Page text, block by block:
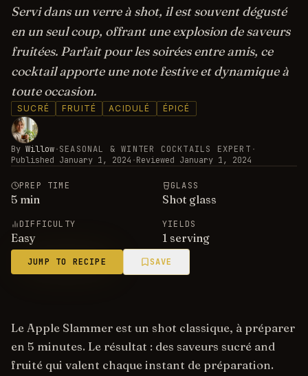
Servi dans un verre à shot, il est souvent dégusté
en un seul coup, offrant une explosion de saveurs
fruitées. Parfait pour les soirées entre amis, ce
cocktail apporte une note festive et dynamique à
toute occasion.
SUCRÉ FRUITÉ ACIDULÉ ÉPICÉ
By Willow·SEASONAL & WINTER COCKTAILS EXPERT ·
Published January 1, 2024 ·Reviewed January 1, 2024
PREP TIME
5 min
GLASS
Shot glass
DIFFICULTY
Easy
YIELDS
1 serving
JUMP TO RECIPE SAVE
Le Apple Slammer est un shot classique, à préparer
en 5 minutes. Le résultat : des saveurs sucré and
fruité qui valent chaque instant de préparation.